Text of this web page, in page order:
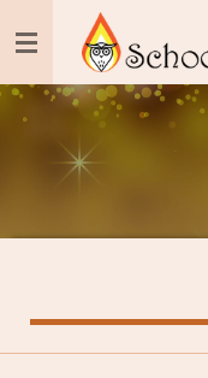
direct
naar
de
hoofdinhoud